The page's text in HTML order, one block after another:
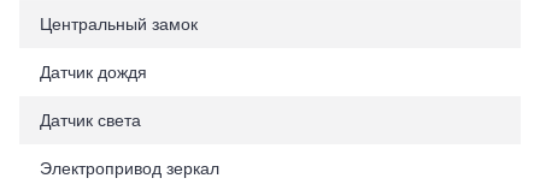
Центральный замок
Датчик дождя
Датчик света
Электропривод зеркал